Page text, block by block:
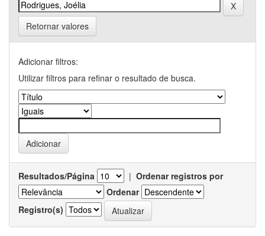
Retornar valores
Adicionar filtros:
Utilizar filtros para refinar o resultado de busca.
Resultados/Página | Ordenar registros por
Ordenar
Registro(s)